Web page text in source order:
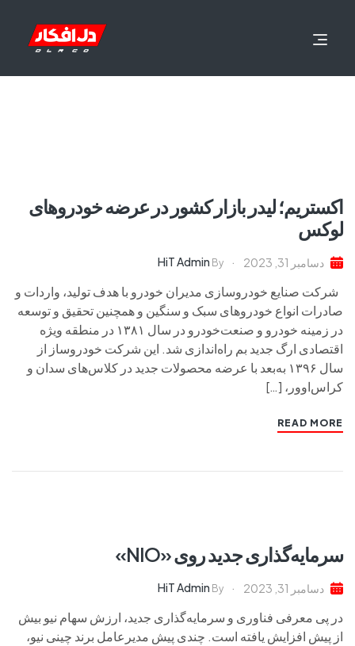
اکستریم؛ لیدر بازار کشور در عرضه خودروهای
لوکس
دسامبر 31, 2023 By
HiT Admin
شرکت صنایع خودروسازی مدیران خودرو با هدف تولید، واردات و
صادرات انواع خودروهای سبک و سنگین و همچنین تحقیق و توسعه
در زمینه خودرو و صنعت‌خودرو در سال ۱۳۸۱ در منطقه ویژه
اقتصادی ارگ جدید بم راه‌اندازی شد. این شرکت خودروساز از
سال ۱۳۹۶ به‌بعد با عرضه محصولات جدید در کلاس‌های سدان و
کراس‌اوور، […]
READ MORE
سرمایه‌گذاری جدید روی «NIO»
دسامبر 31, 2023 By
HiT Admin
در پی معرفی فناوری و سرمایه‌گذاری جدید، ارزش سهام نیو بیش
‌از پیش افزایش یافته است. چندی پیش مدیرعامل برند چینی نیو،